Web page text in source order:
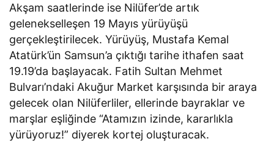
Akşam saatlerinde ise Nilüfer’de artık
gelenekselleşen 19 Mayıs yürüyüşü
gerçekleştirilecek. Yürüyüş, Mustafa Kemal
Atatürk’ün Samsun’a çıktığı tarihe ithafen saat
19.19’da başlayacak. Fatih Sultan Mehmet
Bulvarı’ndaki Akuğur Market karşısında bir araya
gelecek olan Nilüferliler, ellerinde bayraklar ve
marşlar eşliğinde “Atamızın izinde, kararlıkla
yürüyoruz!” diyerek kortej oluşturacak.